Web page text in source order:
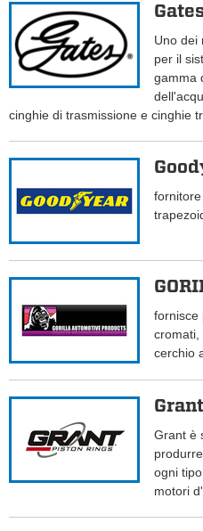
Uno dei
per il
gamma
cinghie di trasmissione e cinghie
fornisce
cromati,
cerchio
Grant è
ogni
motori